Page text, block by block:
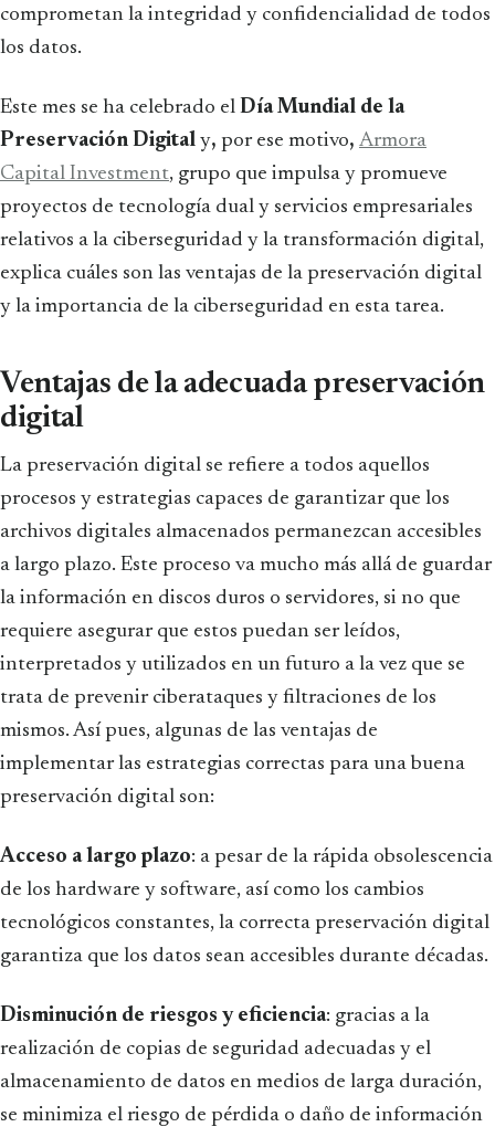
comprometan la integridad y confidencialidad de todos
los datos.
Este mes se ha celebrado el Día Mundial de la
Preservación Digital y, por ese motivo, Armora
Capital Investment, grupo que impulsa y promueve
proyectos de tecnología dual y servicios empresariales
relativos a la ciberseguridad y la transformación digital,
explica cuáles son las ventajas de la preservación digital
y la importancia de la ciberseguridad en esta tarea.
Ventajas de la adecuada preservación
digital
La preservación digital se refiere a todos aquellos
procesos y estrategias capaces de garantizar que los
archivos digitales almacenados permanezcan accesibles
a largo plazo. Este proceso va mucho más allá de guardar
la información en discos duros o servidores, si no que
requiere asegurar que estos puedan ser leídos,
interpretados y utilizados en un futuro a la vez que se
trata de prevenir ciberataques y filtraciones de los
mismos. Así pues, algunas de las ventajas de
implementar las estrategias correctas para una buena
preservación digital son:
Acceso a largo plazo: a pesar de la rápida obsolescencia
de los hardware y software, así como los cambios
tecnológicos constantes, la correcta preservación digital
garantiza que los datos sean accesibles durante décadas.
Disminución de riesgos y eficiencia: gracias a la
realización de copias de seguridad adecuadas y el
almacenamiento de datos en medios de larga duración,
se minimiza el riesgo de pérdida o daño de información